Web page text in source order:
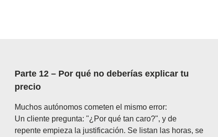
Parte 12 – Por qué no deberías explicar tu
precio
Muchos autónomos cometen el mismo error:
Un cliente pregunta: "¿Por qué tan caro?", y de
repente empieza la justificación. Se listan las horas, se